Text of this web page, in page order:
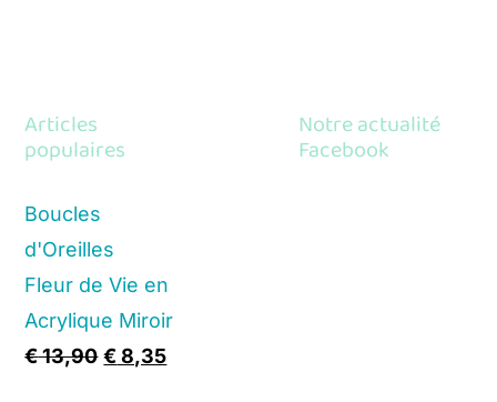
Articles
populaires
Boucles
d'Oreilles
Fleur de Vie en
Acrylique Miroir
€13,90 Original
€8,35Current
Notre actualité
Facebook